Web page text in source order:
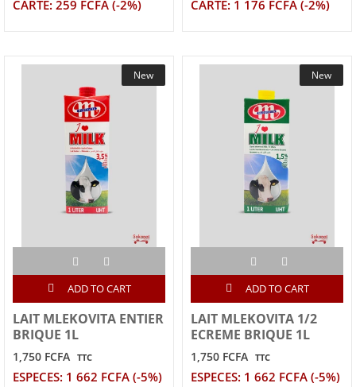
CARTE: 259 FCFA (-2%)
CARTE: 1 176 FCFA (-2%)
New
ADD TO CART
LAIT MLEKOVITA ENTIER
BRIQUE 1L
1,750 FCFA TTC
ESPECES: 1 662 FCFA (-5%)
New
ADD TO CART
LAIT MLEKOVITA 1/2
ECREME BRIQUE 1L
1,750 FCFA TTC
ESPECES: 1 662 FCFA (-5%)